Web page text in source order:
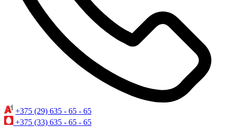
+375 (29) 635 - 65 - 65
+375 (33) 635 - 65 - 65